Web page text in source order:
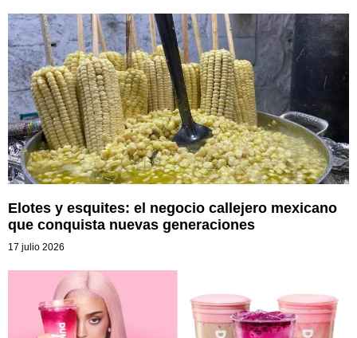
Elotes y esquites: el negocio callejero mexicano
que conquista nuevas generaciones
17 julio 2026